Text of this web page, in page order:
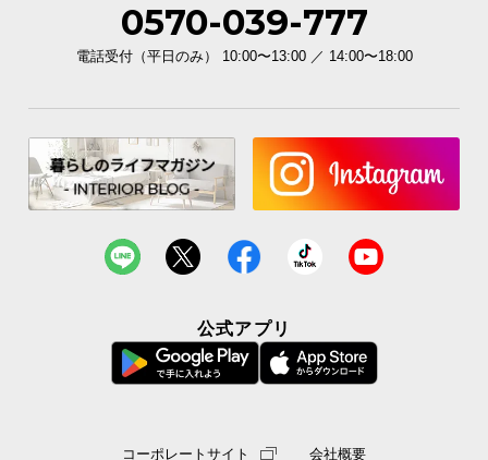
0570-039-777
電話受付（平日のみ） 10:00〜13:00 ／ 14:00〜18:00
公式アプリ
コーポレートサイト 会社概要